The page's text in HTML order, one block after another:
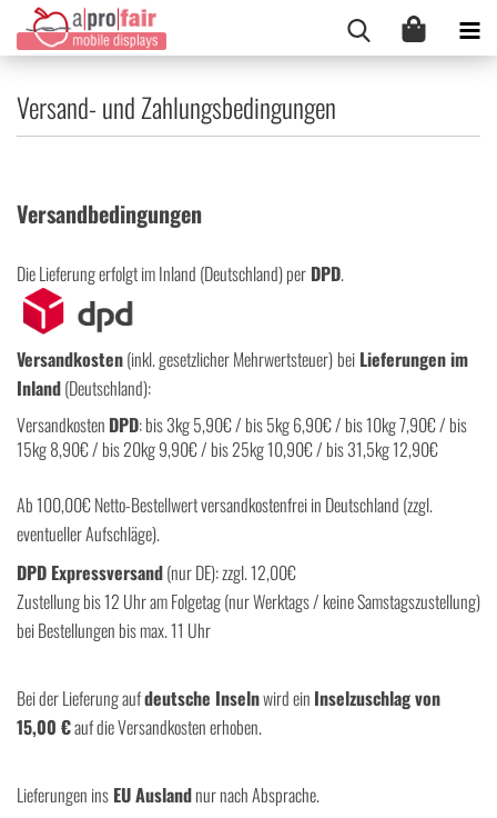
Versand- und Zahlungsbedingungen
Versandbedingungen
Die Lieferung erfolgt im Inland (Deutschland) per DPD.
Versandkosten(inkl. gesetzlicher Mehrwertsteuer) bei Lieferungen im
Inland(Deutschland):
Versandkosten DPD: bis 3kg 5,90€ / bis 5kg 6,90€ / bis 10kg 7,90€ / bis
15kg 8,90€ / bis 20kg 9,90€ / bis 25kg 10,90€ / bis 31,5kg 12,90€
Ab 100,00€ Netto-Bestellwert versandkostenfrei in Deutschland (zzgl.
eventueller Aufschläge).
DPD Expressversand(nur DE): zzgl. 12,00€
Zustellung bis 12 Uhr am Folgetag (nur Werktags / keine Samstagszustellung)
bei Bestellungen bis max. 11 Uhr
Bei der Lieferung aufdeutsche Inselnwird ein Inselzuschlag von
15,00 €auf die Versandkosten erhoben.
Lieferungen ins EU Auslandnur nach Absprache.